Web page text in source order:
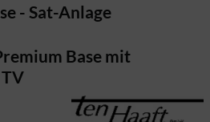
- Sat-Anlage
Base mit